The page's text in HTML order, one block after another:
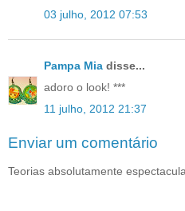
03 julho, 2012 07:53
Pampa Mia disse...
adoro o look! ***
11 julho, 2012 21:37
Enviar um comentário
Teorias absolutamente